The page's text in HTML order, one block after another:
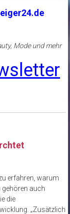
Mode und mehr
erfahren, warum
gehören auch
die
„Zusätzlich